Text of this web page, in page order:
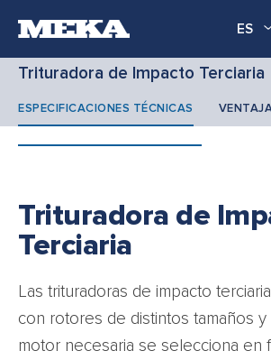
ES
Trituradora de Impacto Terciaria
ESPECIFICACIONES TÉCNICAS
Trituradora de
Terciaria
Las trituradoras de impacto
con rotores de distintos tamaños
motor necesaria se selecciona en